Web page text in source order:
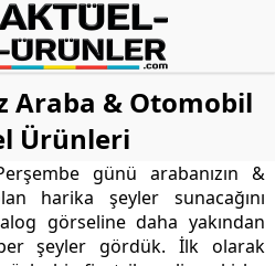
Araba & Otomobil
Ürünleri
günü arabanızın &
harika şeyler sunacağını
görseline daha yakından
şeyler gördük. İlk olarak